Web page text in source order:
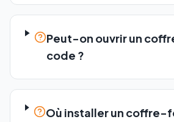
Peut-on ouvrir un
code ?
Où installer un coffre-